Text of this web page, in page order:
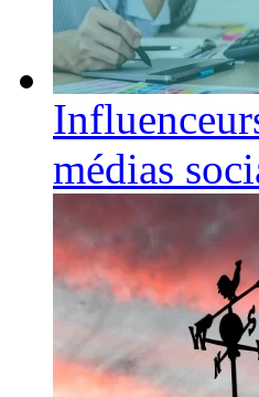
médias